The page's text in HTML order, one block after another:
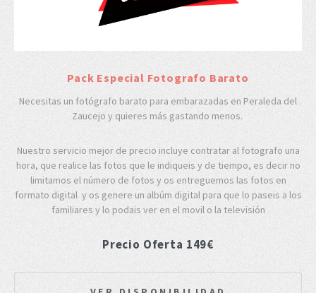
Pack Especial Fotografo Barato
Necesitas un fotógrafo barato para embarazadas en Peraleda del
Zaucejo y quieres más gastando menos.
Nuestro servicio mejor de precio incluye contratar al fotografo una
hora, que realice las fotos que le indiqueis y de tiempo, es decir no
limitamos el número de fotos y os entreguemos las fotos en
formato digital y os genere un albúm digital para que lo paseis a los
familiares y lo podais ver en el movil o la televisión
Precio Oferta 149€